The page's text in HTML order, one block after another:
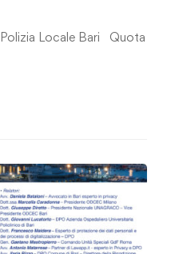
Locale Bari Quota